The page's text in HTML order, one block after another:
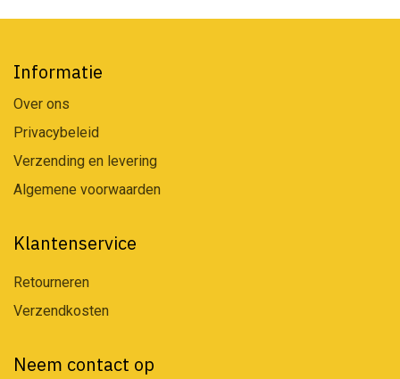
Informatie
Over ons
Privacybeleid
Verzending en levering
Algemene voorwaarden
Klantenservice
Retourneren
Verzendkosten
Neem contact op